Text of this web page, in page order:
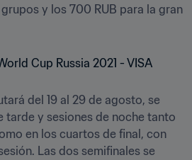
y los 700 RUB para la gran
del 19 al 29 de agosto, se
tarde y sesiones de noche tanto
en los cuartos de final, con
Las dos semifinales se